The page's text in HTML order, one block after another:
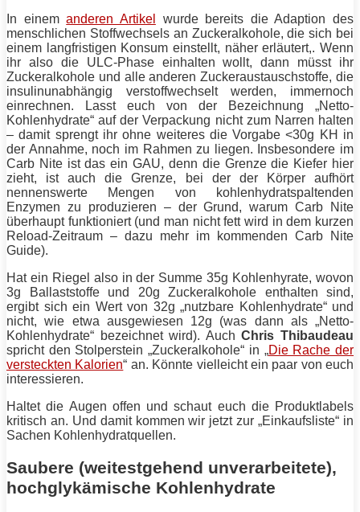
In einemanderen Artikel
wurde bereits die Adaption des
menschlichen Stoffwechsels an Zuckeralkohole, die sich bei
einem langfristigen Konsum einstellt, näher erläutert,. Wenn
ihr also die ULC-Phase einhalten wollt, dann müsst ihr
Zuckeralkohole und alle anderen Zuckeraustauschstoffe, die
insulinunabhängig verstoffwechselt werden, immernoch
einrechnen. Lasst euch von der Bezeichnung „Netto-
Kohlenhydrate“ auf der Verpackung nicht zum Narren halten
– damit sprengt ihr ohne weiteres die Vorgabe <30g KH in
der Annahme, noch im Rahmen zu liegen. Insbesondere im
Carb Nite ist das ein GAU, denn die Grenze die Kiefer hier
zieht, ist auch die Grenze, bei der der Körper aufhört
nennenswerte Mengen von kohlenhydratspaltenden
Enzymen zu produzieren – der Grund, warum Carb Nite
überhaupt funktioniert (und man nichtfettwird in dem kurzen
Reload-Zeitraum – dazu mehr im kommenden Carb Nite
Guide).
Hat ein Riegel also in der Summe 35g Kohlenhyrate, wovon
3g Ballaststoffe und 20g Zuckeralkohole enthalten sind,
ergibt sich ein Wert von 32g „nutzbare Kohlenhydrate“ und
nicht, wie etwa ausgewiesen 12g (was dann als „Netto-
Kohlenhydrate“ bezeichnet wird). AuchChris Thibaudeau
spricht den Stolperstein „Zuckeralkohole“ in „Die Rache der
versteckten Kalorien“ an. Könnte vielleicht ein paar von euch
interessieren.
Haltet die Augen offen und schaut euch die Produktlabels
kritisch an. Und damit kommen wir jetzt zur „Einkaufsliste“ in
Sachen Kohlenhydratquellen.
Saubere (weitestgehend unverarbeitete),
hochglykämische Kohlenhydrate